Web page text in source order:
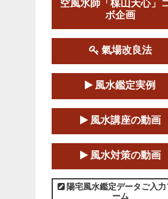
この講座の募集は終了しまし
陰宅三元玄空風水講座
2025-06-07～2025-06-08
この講座の募集は終了しまし
第１８期立命塾『実
学講座』
2025-06-21～2025-08-24
この講座の募集は終了しまし
第１８期立命塾「実
柱立命学（四柱推命学）
空風水師「楳山天心」
ボ企画
氣場改良法
風水鑑定実例
風水講座の動画
風水対策の動画
陽宅風水鑑定データご入力
ーム